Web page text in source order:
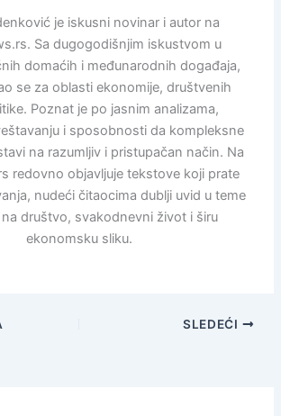
je iskusni novinar i autor na
Sa dugogodišnjim iskustvom u
domaćih i međunarodnih događaja,
se za oblasti ekonomije, društvenih
Poznat je po jasnim analizama,
i sposobnosti da kompleksne
na razumljiv i pristupačan način. Na
redovno objavljuje tekstove koji prate
nudeći čitaocima dublji uvid u teme
društvo, svakodnevni život i širu
ekonomsku sliku.
SLEDEĆI